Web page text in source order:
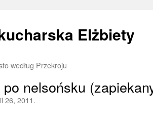
Elżbiety
według Przekroju
nelsońsku
26, 2011.